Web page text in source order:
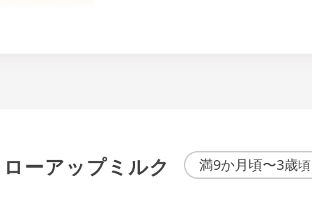
ーアップミルク 満9か月頃〜3歳